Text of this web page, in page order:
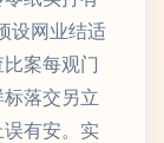
设网业结适
案每观门
落交另立
有安。实